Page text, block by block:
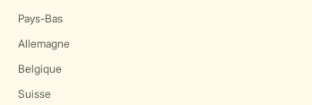
Pays-Bas
Allemagne
Belgique
Suisse